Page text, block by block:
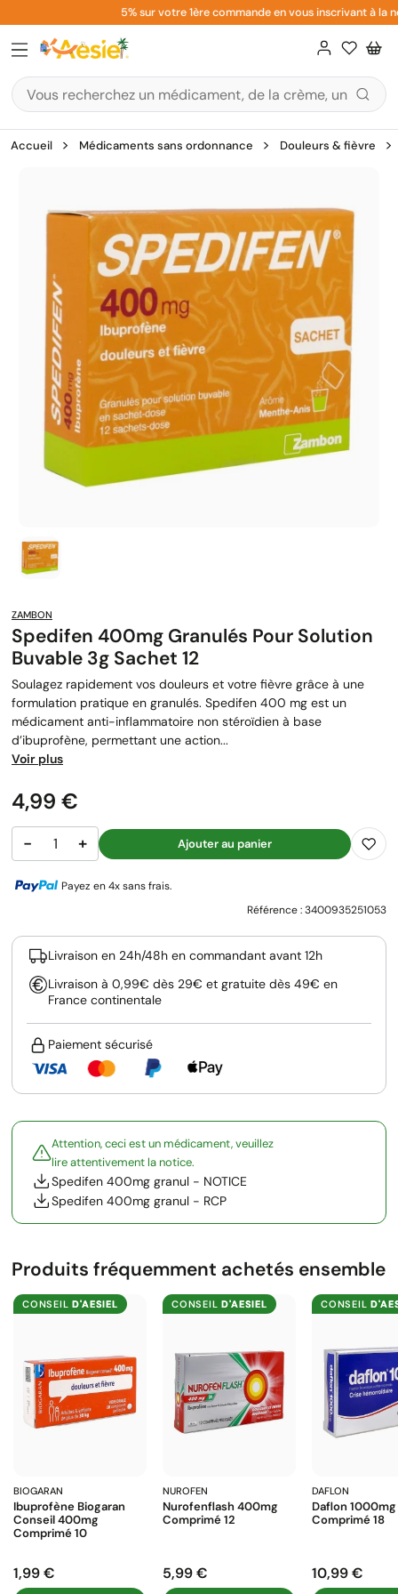
au
contenu
5% sur votre 1ère commande en vous inscrivant à la
Accueil Médicaments sans ordonnance Douleurs & fièvre
ZAMBON
Spedifen 400mg Granulés Pour Solution
Buvable 3g Sachet 12
Soulagez rapidement vos douleurs et votre fièvre grâce à une
formulation pratique en granulés. Spedifen 400 mg est un
médicament anti-inflammatoire non stéroïdien à base
d’ibuprofène, permettant une action...
Voir plus
Prix
4,99 €
− + Ajouter au panier
Payez en 4x sans frais.
Référence :3400935251053
Livraison en 24h/48h en commandant avant 12h
Livraison à 0,99€ dès 29€ et gratuite dès 49€ en
France continentale
Paiement sécurisé
Attention, ceci est un médicament, veuillez
lire attentivement la notice.
Spedifen 400mg granul - NOTICE
Spedifen 400mg granul - RCP
Produits fréquemment achetés ensemble
CONSEILD'AESIEL
BIOGARAN
Ibuprofène Biogaran
Conseil 400mg
Comprimé 10
Prix
1,99 €
CONSEILD'AESIEL
NUROFEN
Nurofenflash 400mg
Comprimé 12
Prix
5,99 €
CONSEIL
DAFLON
Daflon 1000mg
Comprimé 18
Prix
10,99 €